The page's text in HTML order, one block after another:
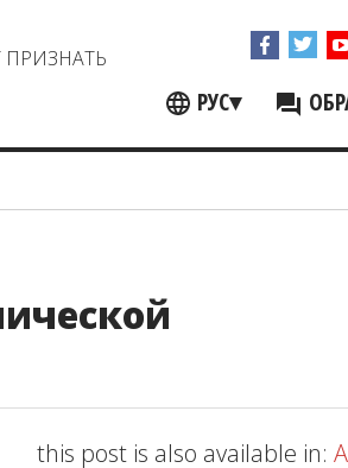
РУС▾
this post is also available in: